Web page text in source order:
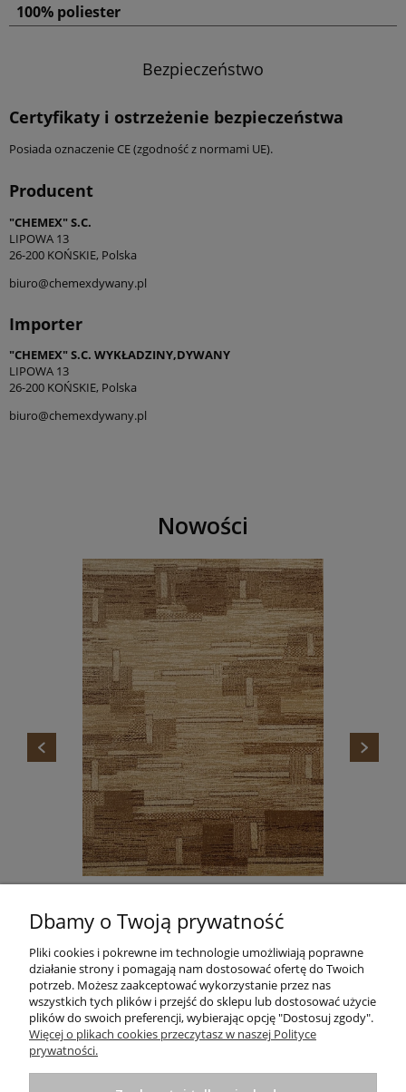
100% poliester
Bezpieczeństwo
Certyfikaty i ostrzeżenie bezpieczeństwa
Posiada oznaczenie CE (zgodność z normami UE).
Producent
"CHEMEX" S.C.
LIPOWA 13
26-200 KOŃSKIE, Polska
biuro@chemexdywany.pl
Importer
"CHEMEX" S.C. WYKŁADZINY,DYWANY
LIPOWA 13
26-200 KOŃSKIE, Polska
biuro@chemexdywany.pl
Nowości
665,00 zł
Informacje
Pomoc
Dbamy o Twoją prywatność
Pliki cookies i pokrewne im technologie umożliwiają poprawne
działanie strony i pomagają nam dostosować ofertę do Twoich
potrzeb. Możesz zaakceptować wykorzystanie przez nas
wszystkich tych plików i przejść do sklepu lub dostosować użycie
plików do swoich preferencji, wybierając opcję "Dostosuj zgody".
Więcej o plikach cookies przeczytasz w naszej Polityce
prywatności.